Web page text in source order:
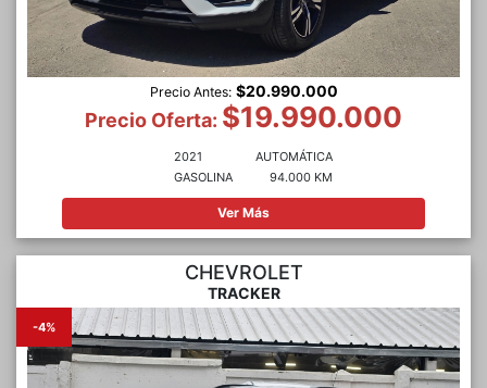
Precio Antes: $20.990.000
Precio Oferta: $19.990.000
2021
GASOLINA
AUTOMÁTICA
94.000 KM
Ver Más
CHEVROLET
TRACKER
-4%